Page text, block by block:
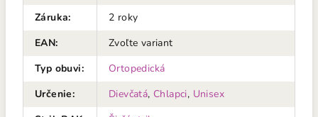
Záruka:
2 roky
EAN:
Zvoľte variant
Typ obuvi:
Ortopedická
Určenie: Dievčatá, Chlapci, Unisex